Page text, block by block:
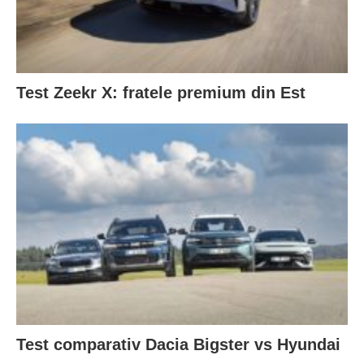
Test Zeekr X: fratele premium din Est
Test comparativ Dacia Bigster vs Hyundai